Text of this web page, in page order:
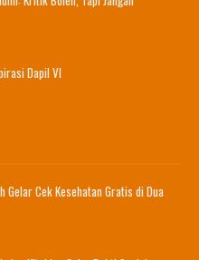
Dapil VI
Gelar Cek Kesehatan Gratis di Dua